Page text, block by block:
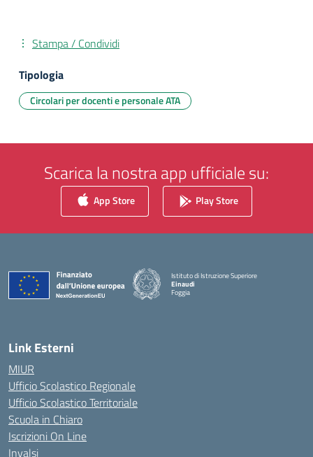
Stampa / Condividi
Tipologia
Circolari per docenti e personale ATA
Scarica la nostra app ufficiale su:
App Store Play Store
Istituto di Istruzione Superiore
Einaudi
Foggia
— Visita la pagina iniziale della scuola
Link Esterni
MIUR
Ufficio Scolastico Regionale
Ufficio Scolastico Territoriale
Scuola in Chiaro
Iscrizioni On Line
Invalsi